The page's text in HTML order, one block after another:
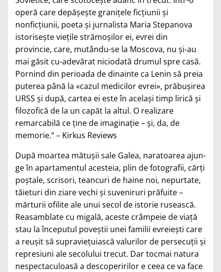
operă care depășește granițele ficțiunii și
nonficțiunii, poeta și jurnalista Maria Stepanova
istorisește viețile strămoșilor ei, evrei din
provincie, care, mutându-se la Moscova, nu și-au
mai găsit cu-adevărat niciodată drumul spre casă.
Pornind din perioada de dinainte ca Lenin să preia
puterea până la «cazul medicilor evrei», prăbușirea
URSS și după, cartea ei este în același timp lirică și
filozofică de la un capăt la altul. O realizare
remarcabilă ce ține de imaginație – și, da, de
memorie.“ – Kirkus Reviews
După moartea mătușii sale Galea, naratoarea ajun­
ge în apartamentul acesteia, plin de fotografii, cărți
poștale, scrisori, teancuri de haine noi, nepurtate,
tăieturi din ziare vechi și suveniruri prăfuite –
mărturii ofilite ale unui secol de istorie rusească.
Reasamblate cu migală, aceste crâmpeie de viață
stau la începutul poveștii unei familii evreiești care
a reușit să supraviețuiască valurilor de per­secuții și
represiuni ale secolului trecut. Dar tocmai natura
nespectaculoasă a descoperirilor e ceea ce va face